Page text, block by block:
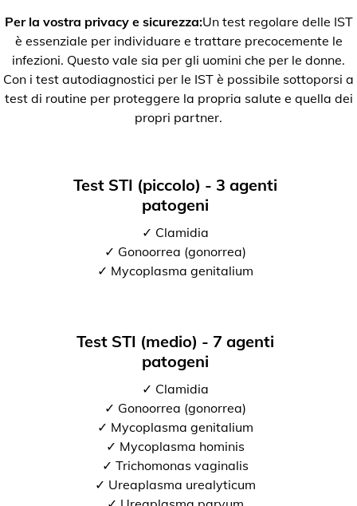
Per la vostra privacy e sicurezza:Un test regolare delle IST
è essenziale per individuare e trattare precocemente le
infezioni. Questo vale sia per gli uomini che per le donne.
Con i test autodiagnostici per le IST è possibile sottoporsi a
test di routine per proteggere la propria salute e quella dei
propri partner.
Test STI (piccolo) - 3 agenti
patogeni
✓ Clamidia
✓ Gonoorrea (gonorrea)
✓ Mycoplasma genitalium
Test STI (medio) - 7 agenti
patogeni
✓ Clamidia
✓ Gonoorrea (gonorrea)
✓ Mycoplasma genitalium
✓ Mycoplasma hominis
✓ Trichomonas vaginalis
✓ Ureaplasma urealyticum